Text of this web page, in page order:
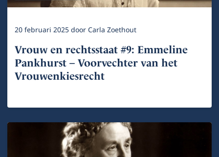
20 februari 2025doorCarla Zoethout
Vrouw en rechtsstaat #9: Emmeline
Pankhurst – Voorvechter van het
Vrouwenkiesrecht